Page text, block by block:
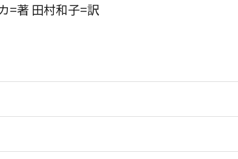
=著 田村和子=訳